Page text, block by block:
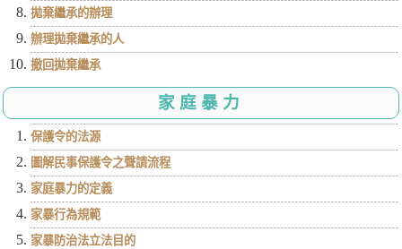
拋棄繼承的辦理
辦理拋棄繼承的人
撤回拋棄繼承
家庭暴力
保護令的法源
圖解民事保護令之聲請流程
家庭暴力的定義
家暴行為規範
家暴防治法立法目的